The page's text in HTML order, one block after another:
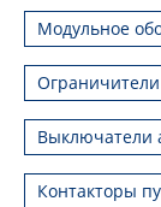
Модульное
Выключатели
Контакторы